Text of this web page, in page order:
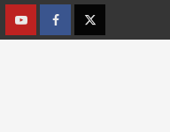
YoutubeFacebookTwitter